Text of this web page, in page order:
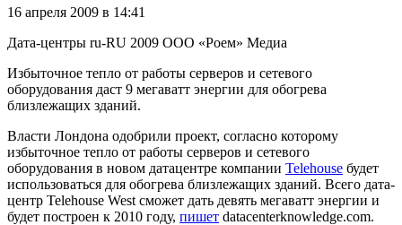
16 апреля 2009 в 14:41
Дата-центры ru-RU 2009 ООО «Роем» Медиа
Избыточное тепло от работы серверов и сетевого
оборудования даст 9 мегаватт энергии для обогрева
близлежащих зданий.
Власти Лондона одобрили проект, согласно которому
избыточное тепло от работы серверов и сетевого
оборудования в новом датацентре компании Telehouse будет
использоваться для обогрева близлежащих зданий. Всего дата-
центр Telehouse West сможет дать девять мегаватт энергии и
будет построен к 2010 году, пишет datacenterknowledge.com.